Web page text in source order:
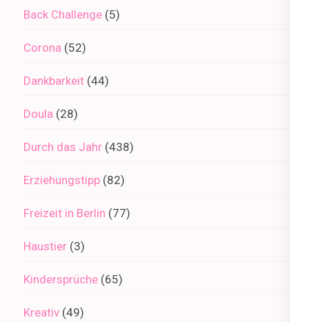
Back Challenge (5)
Corona (52)
Dankbarkeit (44)
Doula (28)
Durch das Jahr (438)
Erziehungstipp (82)
Freizeit in Berlin (77)
Haustier (3)
Kindersprüche (65)
Kreativ (49)